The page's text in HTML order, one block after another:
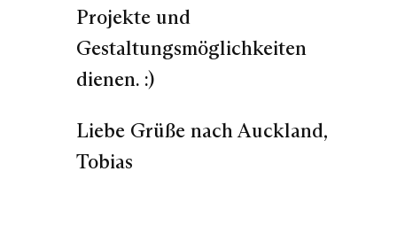
Projekte und
Gestaltungsmöglichkeiten
dienen. :)
Liebe Grüße nach Auckland,
Tobias